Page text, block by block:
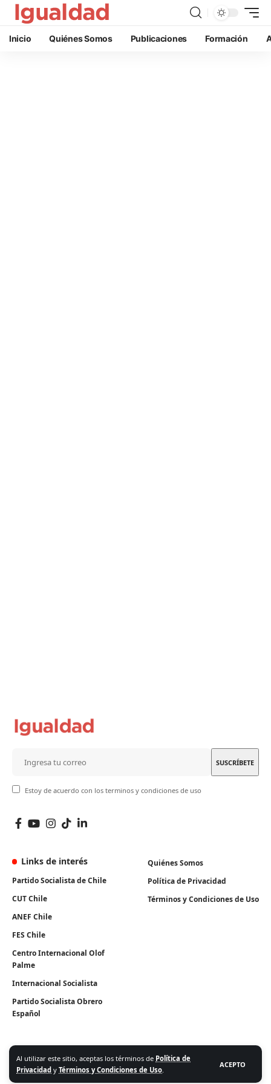
Al utilizar este sitio, aceptas los términos de Política de
Privacidad y Términos y Condiciones de Uso.
ACEPTO
Inicio Quiénes Somos Publicaciones Formación
Estoy de acuerdo con los terminos y condiciones de uso
Links de interés
Partido Socialista de Chile
CUT Chile
ANEF Chile
FES Chile
Centro Internacional Olof
Palme
Internacional Socialista
Partido Socialista Obrero
Español
Quiénes Somos
Política de Privacidad
Términos y Condiciones de Uso
Algunos Derechos Reservados. Instituto Igualdad 2026.